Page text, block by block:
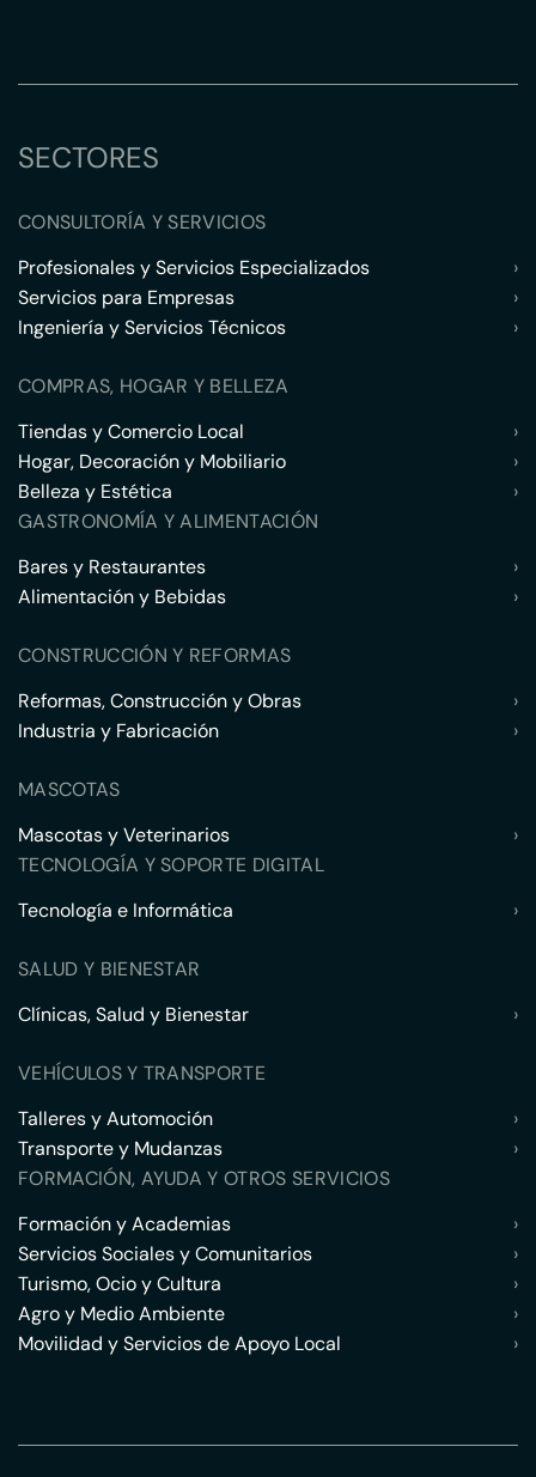
SECTORES
CONSULTORÍA Y SERVICIOS
Profesionales y Servicios Especializados
›
Servicios para Empresas
›
Ingeniería y Servicios Técnicos
›
COMPRAS, HOGAR Y BELLEZA
Tiendas y Comercio Local
›
Hogar, Decoración y Mobiliario
›
Belleza y Estética
›
GASTRONOMÍA Y ALIMENTACIÓN
Bares y Restaurantes
›
Alimentación y Bebidas
›
CONSTRUCCIÓN Y REFORMAS
Reformas, Construcción y Obras
›
Industria y Fabricación
›
MASCOTAS
Mascotas y Veterinarios
›
TECNOLOGÍA Y SOPORTE DIGITAL
Tecnología e Informática
›
SALUD Y BIENESTAR
Clínicas, Salud y Bienestar
›
VEHÍCULOS Y TRANSPORTE
Talleres y Automoción
›
Transporte y Mudanzas
›
FORMACIÓN, AYUDA Y OTROS SERVICIOS
Formación y Academias
›
Servicios Sociales y Comunitarios
›
Turismo, Ocio y Cultura
›
Agro y Medio Ambiente
›
Movilidad y Servicios de Apoyo Local
›